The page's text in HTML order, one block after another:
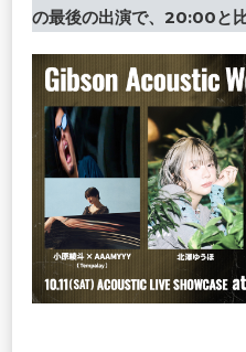
の最後の出演で、20:00と